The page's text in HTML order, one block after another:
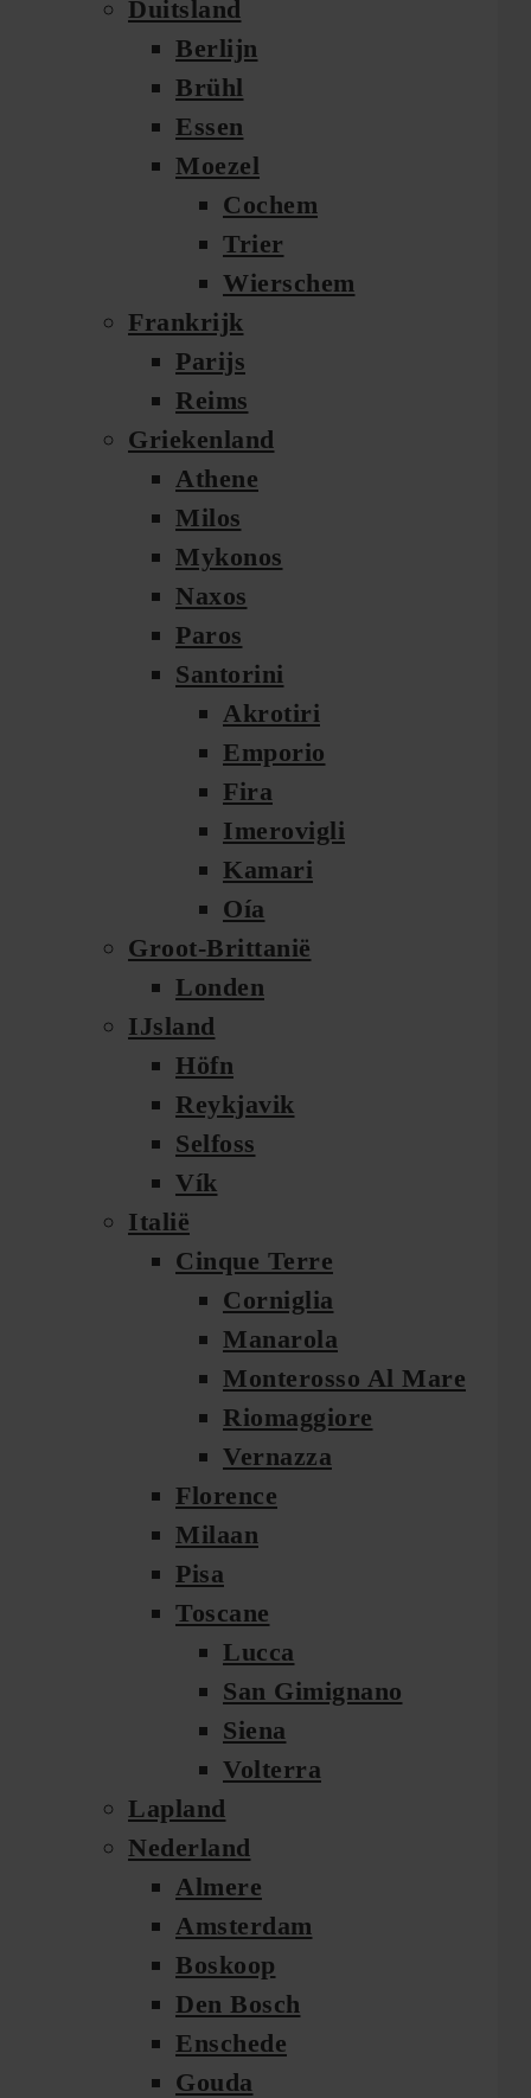
Duitsland
Berlijn
Brühl
Essen
Moezel
Cochem
Trier
Wierschem
Frankrijk
Parijs
Reims
Griekenland
Athene
Milos
Mykonos
Naxos
Paros
Santorini
Akrotiri
Emporio
Fira
Imerovigli
Kamari
Oía
Groot-Brittanië
Londen
IJsland
Höfn
Reykjavik
Selfoss
Vík
Italië
Cinque Terre
Corniglia
Manarola
Monterosso Al Mare
Riomaggiore
Vernazza
Florence
Milaan
Pisa
Toscane
Lucca
San Gimignano
Siena
Volterra
Lapland
Nederland
Almere
Amsterdam
Boskoop
Den Bosch
Enschede
Gouda